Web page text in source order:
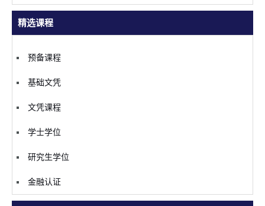
精选课程
预备课程
基础文凭
文凭课程
学士学位
研究生学位
金融认证